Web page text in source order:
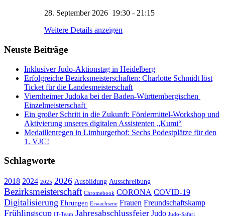
28. September 2026 19:30 - 21:15
Weitere Details anzeigen
Neuste Beiträge
Inklusiver Judo-Aktionstag in Heidelberg
Erfolgreiche Bezirksmeisterschaften: Charlotte Schmidt löst
Ticket für die Landesmeisterschaft
Viernheimer Judoka bei der Baden-Württembergischen
Einzelmeisterschaft
Ein großer Schritt in die Zukunft: Fördermittel-Workshop und
Aktivierung unseres digitalen Assistenten „Kumi“
Medaillenregen in Limburgerhof: Sechs Podestplätze für den
1. VJC!
Schlagworte
2018 2024 2025 2026 Ausbildung Ausschreibung
Bezirksmeisterschaft Chromebook CORONA COVID-19
Digitalisierung Ehrungen Erwachsene Frauen Freundschaftskamp
Frühlingscup IT-Team Jahresabschlussfeier Judo Judo-Safari
KUMI – Dein KI-Assistent